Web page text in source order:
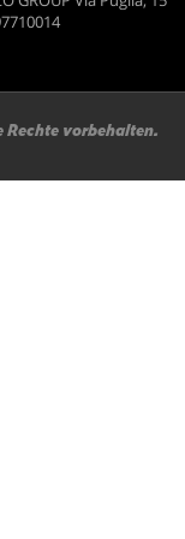
vorbehalten.